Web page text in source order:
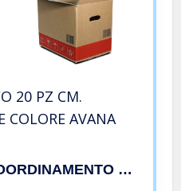
20 PZ CM.
COLORE AVANA
COMMERCIALE COORDINAMENTO TRASLOCATORI